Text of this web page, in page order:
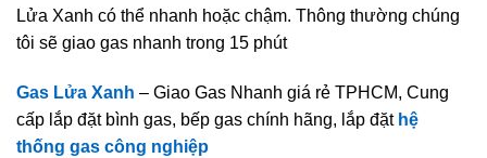
Lửa Xanh có thể nhanh hoặc chậm. Thông thường chúng
tôi sẽ giao gas nhanh trong 15 phút
Gas Lửa Xanh – Giao Gas Nhanh giá rẻ TPHCM, Cung
cấp lắp đặt bình gas, bếp gas chính hãng, lắp đặt hệ
thống gas công nghiệp